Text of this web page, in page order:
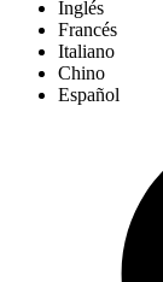
Inglés
Francés
Italiano
Chino
Español